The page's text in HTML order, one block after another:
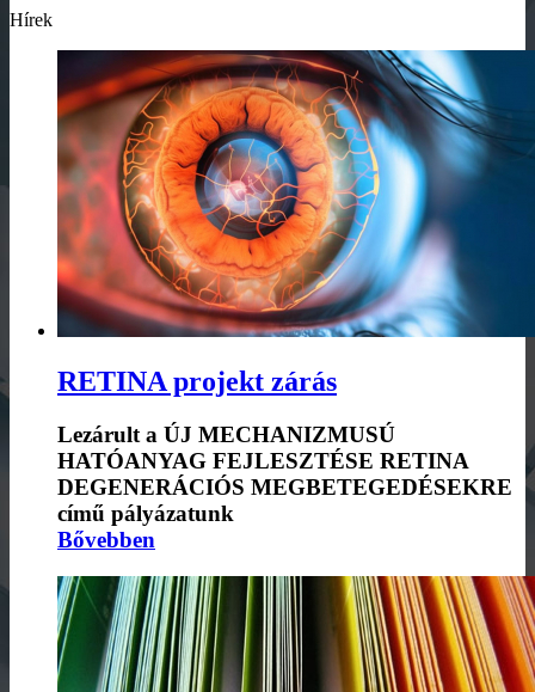
Hírek
RETINA projekt zárás
Lezárult a ÚJ MECHANIZMUSÚ
HATÓANYAG FEJLESZTÉSE RETINA
DEGENERÁCIÓS MEGBETEGEDÉSEKRE
című pályázatunk
Bővebben